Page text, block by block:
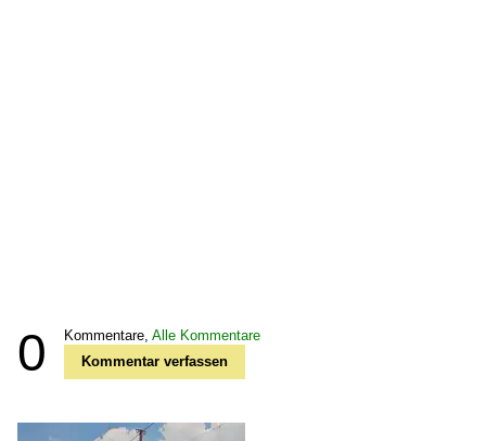
0 Kommentare, Alle Kommentare
Kommentar verfassen